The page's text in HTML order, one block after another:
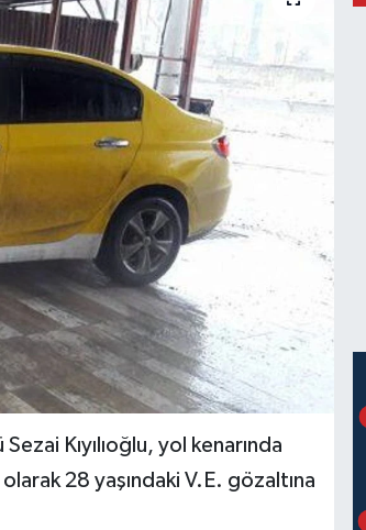
Kıyılıoğlu, yol kenarında
28 yaşındaki V.E. gözaltına